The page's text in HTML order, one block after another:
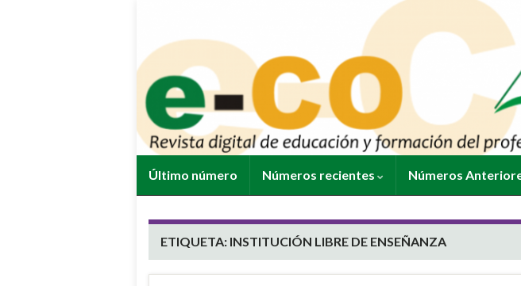
Último número Números recientes Números
ETIQUETA: INSTITUCIÓN LIBRE DE ENSEÑANZA